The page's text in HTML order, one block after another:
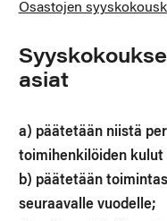
Osastojen
asiat
a) päätetään niistä
toimihenkilöiden kulut
b) päätetään
seuraavalle vuodelle;